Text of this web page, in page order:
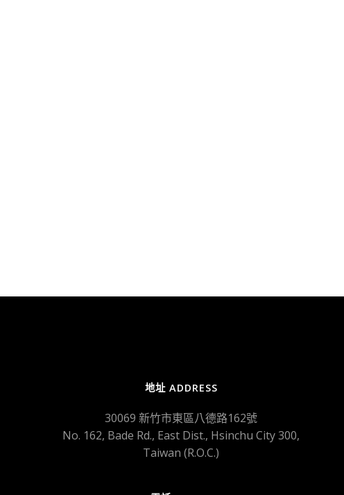
地址 ADDRESS
30069 新竹市東區八德路162號
No. 162, Bade Rd., East Dist., Hsinchu City 300,
Taiwan (R.O.C.)